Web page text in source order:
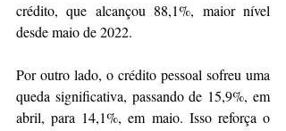
crédito, que alcançou 88,1%, maior nível
desde maio de 2022.
Por outro lado, o crédito pessoal sofreu uma
queda significativa, passando de 15,9%, em
abril, para 14,1%, em maio. Isso reforça o